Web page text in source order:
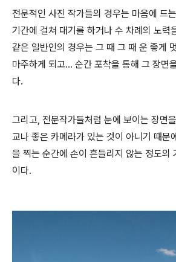
전문적인 사진 작가들의 경우는 마음에 드
기간에 걸쳐 대기를 하거나 수 차례의 노력
같은 일반인의 경우는 그 때 그 때 운 좋게
마주하게 되고... 순간 포착을 통해 그 장면
다.
그리고, 전문작가들처럼 눈에 보이는 장면
교나 좋은 카메라가 있는 것이 아니기 때문
을 찍는 순간에 손이 흔들리지 않는 정도의
이다.